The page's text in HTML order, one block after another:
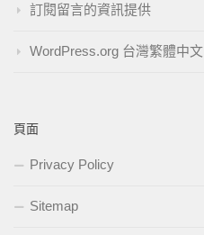
訂閱留言的資訊提供
WordPress.org 台灣繁體中文
頁面
Privacy Policy
Sitemap